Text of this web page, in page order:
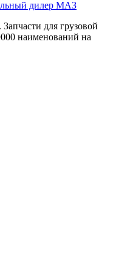
для грузовой
наименований на